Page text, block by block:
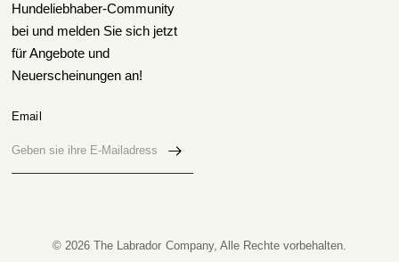
Hundeliebhaber-Community
bei und melden Sie sich jetzt
für Angebote und
Neuerscheinungen an!
Email
© 2026 The Labrador Company, Alle Rechte vorbehalten.